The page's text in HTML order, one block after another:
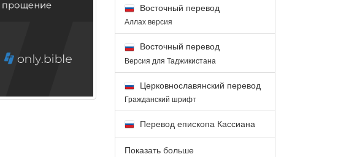
Восточный перевод
Аллах версия
Восточный перевод
Версия для Таджикистана
Церковнославянский перевод
Гражданский шрифт
Перевод епископа Кассиана
Показать больше